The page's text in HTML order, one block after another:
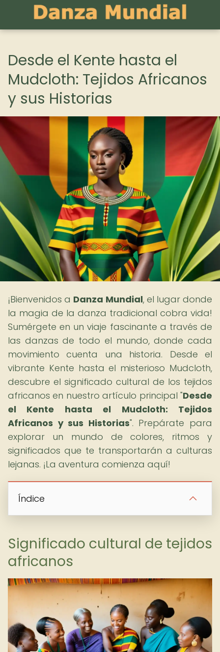
Desde el Kente hasta el
Mudcloth: Tejidos Africanos
y sus Historias
¡Bienvenidos a Danza Mundial, el lugar donde
la magia de la danza tradicional cobra vida!
Sumérgete en un viaje fascinante a través de
las danzas de todo el mundo, donde cada
movimiento cuenta una historia. Desde el
vibrante Kente hasta el misterioso Mudcloth,
descubre el significado cultural de los tejidos
africanos en nuestro artículo principal "Desde
el Kente hasta el Mudcloth: Tejidos
Africanos y sus Historias". Prepárate para
explorar un mundo de colores, ritmos y
significados que te transportarán a culturas
lejanas. ¡La aventura comienza aquí!
Índice
Significado cultural de tejidos
africanos